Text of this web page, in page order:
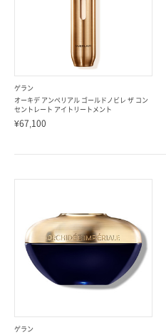
ゲラン
オーキデ アンペリアル ゴールドノビレ ザ コン
セントレート アイトリートメント
¥67,100
ゲラン